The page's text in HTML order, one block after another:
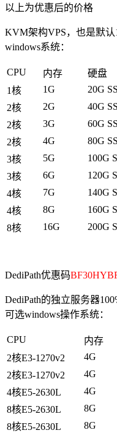
以上为优惠后的价格
KVM架构VPS，也是默
windows系统：
CPU 内存 硬盘
1核
1G 20G
2核
2G 40G
2核
3G 60G
2核
4G 80G
3核
5G 100G
3核
6G 120G
4核
7G 140G
4核
8G 160G
8核
16G 200G
DediPath优惠码
DediPath的独立服务器
可选windows操作系统：
CPU 内存
2核E3-1270v2
4G
2核E3-1270v2
4G
4核E5-2630L
4G
8核E5-2630L
8G
8核E5-2630L
8G